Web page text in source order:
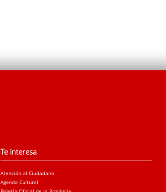
Te interesa
Atención al Ciudadano
Agenda Cultural